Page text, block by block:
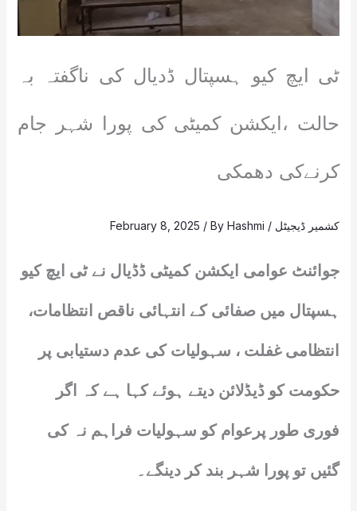
ٹی ایچ کیو ہسپتال ڈدیال کی ناگفتہ بہ
حالت ،ایکشن کمیٹی کی پورا شہر جام
کرنےکی دھمکی
کشمیر ڈیجیٹل /
February 8, 2025 / ByHashmi
جوائنٹ عوامی ایکشن کمیٹی ڈڈیال نے ٹی ایچ کیو
ہسپتال میں صفائی کے انتہائی ناقص انتظامات،
انتظامی غفلت ، سہولیات کی عدم دستیابی پر
حکومت کو ڈیڈلائن دیتے ہوئے کہا ہے کہ اگر
فوری طور پرعوام کو سہولیات فراہم نہ کی
گئیں تو پورا شہر بند کر دینگے۔